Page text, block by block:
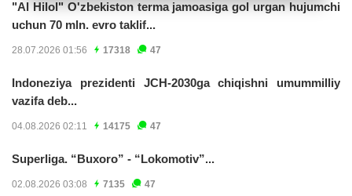
"Al Hilol" O'zbekiston terma jamoasiga gol urgan hujumchi
uchun 70 mln. evro taklif...
28.07.2026 01:56 17318 47
Indoneziya prezidenti JCH-2030ga chiqishni umummilliy
vazifa deb...
04.08.2026 02:11 14175 47
Superliga. “Buxoro” - “Lokomotiv”...
02.08.2026 03:08 7135 47